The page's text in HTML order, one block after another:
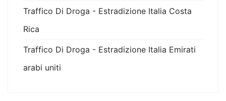
Traffico Di Droga - Estradizione Italia Costa
Rica
Traffico Di Droga - Estradizione Italia Emirati
arabi uniti